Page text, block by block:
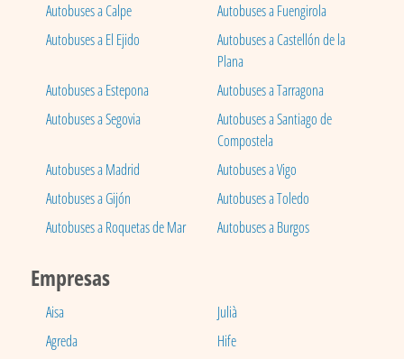
Autobuses a Calpe
Autobuses a Fuengirola
Autobuses a El Ejido
Autobuses a Castellón de la
Plana
Autobuses a Estepona
Autobuses a Tarragona
Autobuses a Segovia
Autobuses a Santiago de
Compostela
Autobuses a Madrid
Autobuses a Vigo
Autobuses a Gijón
Autobuses a Toledo
Autobuses a Roquetas de Mar
Autobuses a Burgos
Empresas
Aisa
Julià
Agreda
Hife